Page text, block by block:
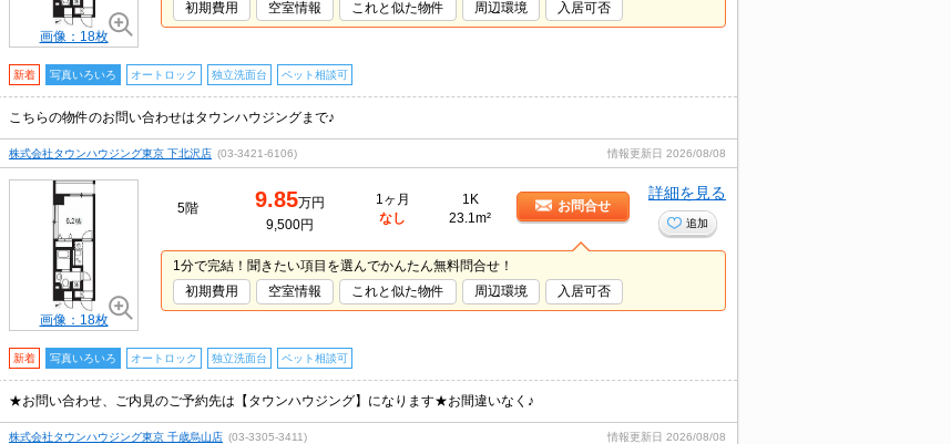
画像：18枚
初期費用
空室情報 これと似た物件 周辺環境 入居可否
新着 写真いろいろ オートロック 独立洗面台 ペット相談可
こちらの物件のお問い合わせはタウンハウジングまで♪
株式会社タウンハウジング東京 下北沢店 (03-3421-6106) 情報更新日 2026/08/08
画像：18枚
5階 9.85万円
9,500円
1ヶ月
なし
1K
23.1m²
お問合せ
詳細を見る
追加
1分で完結！聞きたい項目を選んでかんたん無料問合せ！
初期費用
空室情報 これと似た物件 周辺環境 入居可否
新着 写真いろいろ オートロック 独立洗面台 ペット相談可
★お問い合わせ、ご内見のご予約先は【タウンハウジング】になります★お間違いなく♪
株式会社タウンハウジング東京 千歳烏山店 (03-3305-3411) 情報更新日 2026/08/08